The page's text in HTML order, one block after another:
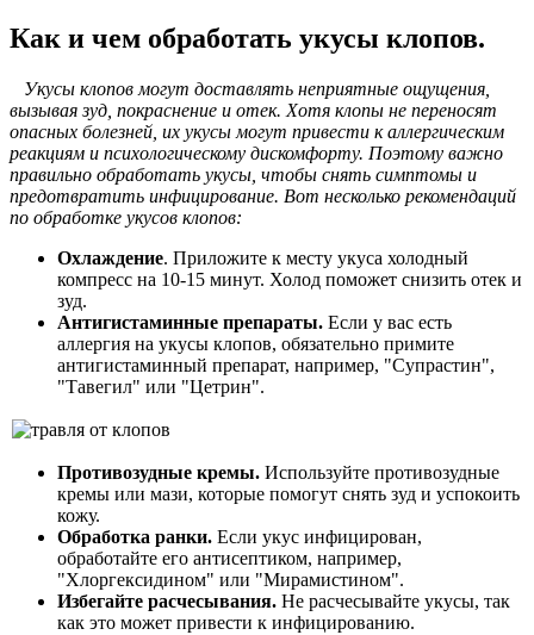
Как и чем обработать укусы клопов.
Укусы клопов могут доставлять неприятные ощущения,
вызывая зуд, покраснение и отек. Хотя клопы не переносят
опасных болезней, их укусы могут привести к аллергическим
реакциям и психологическому дискомфорту. Поэтому важно
правильно обработать укусы, чтобы снять симптомы и
предотвратить инфицирование. Вот несколько рекомендаций
по обработке укусов клопов:
Охлаждение. Приложите к месту укуса холодный
компресс на 10-15 минут. Холод поможет снизить отек и
зуд.
Антигистаминные препараты. Если у вас есть
аллергия на укусы клопов, обязательно примите
антигистаминный препарат, например, "Супрастин",
"Тавегил" или "Цетрин".
Противозудные кремы. Используйте противозудные
кремы или мази, которые помогут снять зуд и успокоить
кожу.
Обработка ранки. Если укус инфицирован,
обработайте его антисептиком, например,
"Хлоргексидином" или "Мирамистином".
Избегайте расчесывания. Не расчесывайте укусы, так
как это может привести к инфицированию.